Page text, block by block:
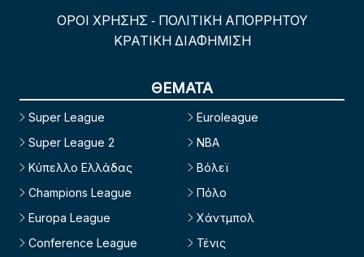
ΟΡΟΙ ΧΡΗΣΗΣ - ΠΟΛΙΤΙΚΗ ΑΠΟΡΡΗΤΟΥ
ΚΡΑΤΙΚΗ ΔΙΑΦΗΜΙΣΗ
ΘΕΜΑΤΑ
Super League
Super League 2
Κύπελλο Ελλάδας
Champions League
Europa League
Conference League
Euroleague
NBA
Βόλεϊ
Πόλο
Χάντμπολ
Τένις